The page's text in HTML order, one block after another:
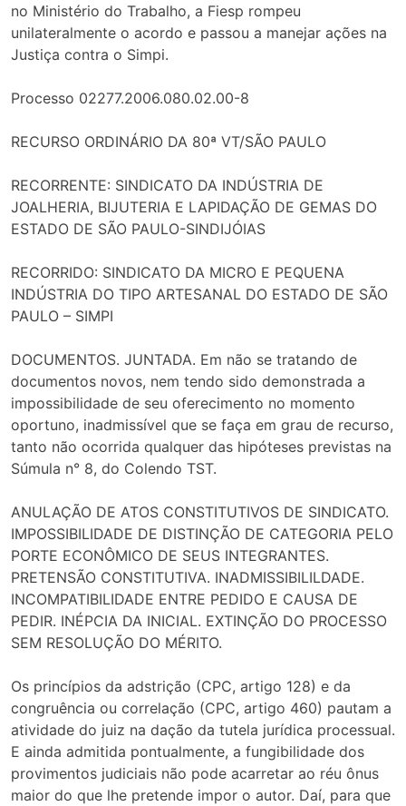
no Ministério do Trabalho, a Fiesp rompeu
unilateralmente o acordo e passou a manejar ações na
Justiça contra o Simpi.
Processo 02277.2006.080.02.00-8
RECURSO ORDINÁRIO DA 80ª VT/SÃO PAULO
RECORRENTE: SINDICATO DA INDÚSTRIA DE
JOALHERIA, BIJUTERIA E LAPIDAÇÃO DE GEMAS DO
ESTADO DE SÃO PAULO-SINDIJÓIAS
RECORRIDO: SINDICATO DA MICRO E PEQUENA
INDÚSTRIA DO TIPO ARTESANAL DO ESTADO DE SÃO
PAULO – SIMPI
DOCUMENTOS. JUNTADA. Em não se tratando de
documentos novos, nem tendo sido demonstrada a
impossibilidade de seu oferecimento no momento
oportuno, inadmissível que se faça em grau de recurso,
tanto não ocorrida qualquer das hipóteses previstas na
Súmula n° 8, do Colendo TST.
ANULAÇÃO DE ATOS CONSTITUTIVOS DE SINDICATO.
IMPOSSIBILIDADE DE DISTINÇÃO DE CATEGORIA PELO
PORTE ECONÔMICO DE SEUS INTEGRANTES.
PRETENSÃO CONSTITUTIVA. INADMISSIBILILDADE.
INCOMPATIBILIDADE ENTRE PEDIDO E CAUSA DE
PEDIR. INÉPCIA DA INICIAL. EXTINÇÃO DO PROCESSO
SEM RESOLUÇÃO DO MÉRITO.
Os princípios da adstrição (CPC, artigo 128) e da
congruência ou correlação (CPC, artigo 460) pautam a
atividade do juiz na dação da tutela jurídica processual.
E ainda admitida pontualmente, a fungibilidade dos
provimentos judiciais não pode acarretar ao réu ônus
maior do que lhe pretende impor o autor. Daí, para que